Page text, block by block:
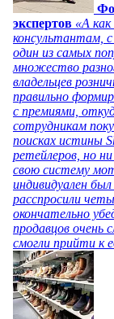
экспертов «А
консультантам,
один из самых
множество
владельцев
правильно
с премиями,
сотрудникам
поисках истины
ретейлеров, но
свою систему
индивидуален
расспросили
окончательно
продавцов очень
смогли прийти к